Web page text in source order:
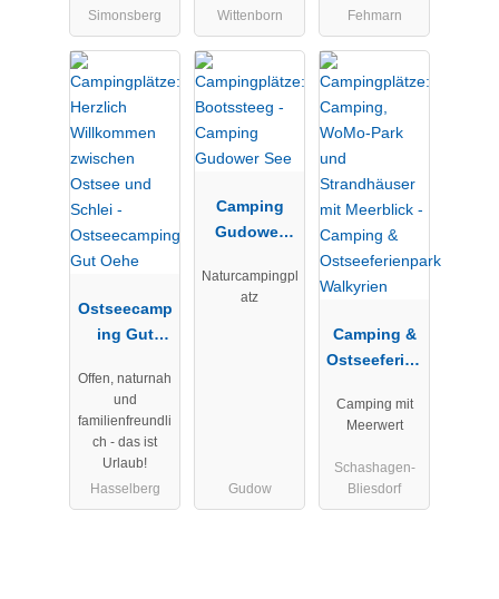
Simonsberg Wittenborn
Fehmarn
Ostseecamp
ing Gut
Offen, naturnah
und
familienfreundli
ch - das ist
Urlaub!
Hasselberg
Camping
Gudower
Naturcampingpl
atz
Gudow
Camping &
Ostseeferien
Walkyrien
Camping mit
Meerwert
Schashagen-
Bliesdorf